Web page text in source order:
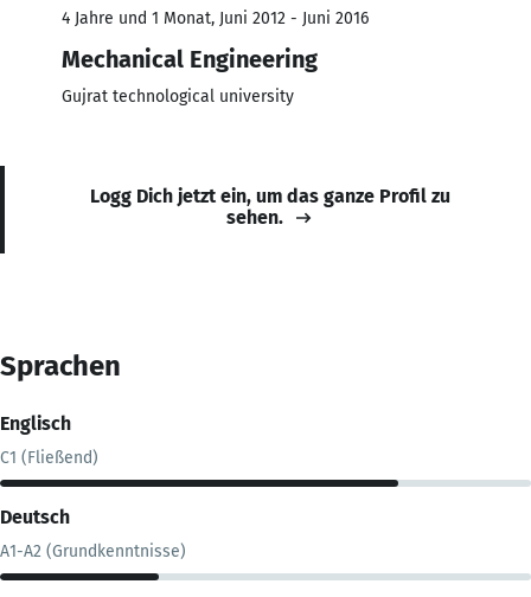
4 Jahre und 1 Monat, Juni 2012 - Juni 2016
Mechanical Engineering
Gujrat technological university
Logg Dich jetzt ein, um das ganze Profil zu
sehen.
Sprachen
Englisch
C1 (Fließend)
Deutsch
A1-A2 (Grundkenntnisse)